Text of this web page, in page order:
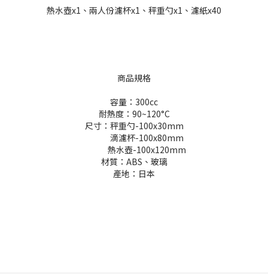
熱水壺x1、 兩人份濾杯x1、秤重勺x1、濾紙x40
商品規格
容量：300cc
耐熱度：90~120°C
尺寸：秤重勺-100x30mm
滴濾杯-100x80mm
熱水壺-100x120mm
材質：ABS、玻璃
產地：日本